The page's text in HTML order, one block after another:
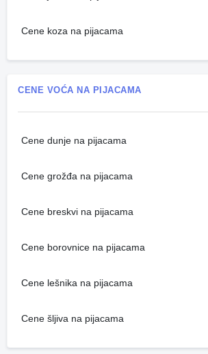
Cene koza na pijacama
CENE VOĆA NA PIJACAMA
Cene dunje na pijacama
Cene grožđa na pijacama
Cene breskvi na pijacama
Cene borovnice na pijacama
Cene lešnika na pijacama
Cene šljiva na pijacama